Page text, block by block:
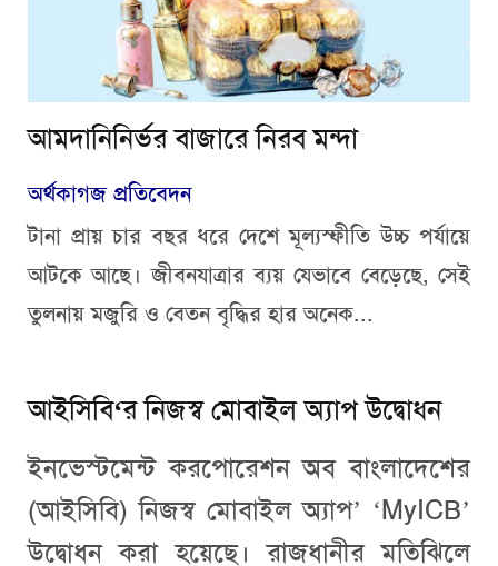
আমদানিনির্ভর বাজারে নিরব মন্দা
অর্থকাগজ প্রতিবেদন
টানা প্রায় চার বছর ধরে দেশে মূল্যস্ফীতি উচ্চ পর্যায়ে
আটকে আছে। জীবনযাত্রার ব্যয় যেভাবে বেড়েছে, সেই
তুলনায় মজুরি ও বেতন বৃদ্ধির হার অনেক...
আইসিবি‘র নিজস্ব মোবাইল অ্যাপ উদ্বোধন
ইনভেস্টমেন্ট করপোরেশন অব বাংলাদেশের
(আইসিবি) নিজস্ব মোবাইল অ্যাপ’ ‘MyICB’
উদ্বোধন করা হয়েছে। রাজধানীর মতিঝিলে